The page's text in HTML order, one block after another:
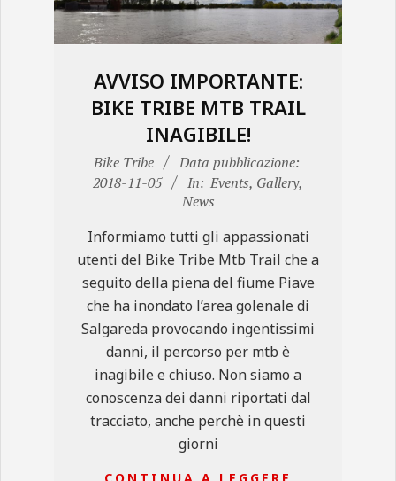
AVVISO IMPORTANTE:
BIKE TRIBE MTB TRAIL
INAGIBILE!
2018-
11-
Bike Tribe
Data pubblicazione:
2018-11-05
In: Events, Gallery,
News
Informiamo tutti gli appassionati
utenti del Bike Tribe Mtb Trail che a
seguito della piena del fiume Piave
che ha inondato l’area golenale di
Salgareda provocando ingentissimi
danni, il percorso per mtb è
inagibile e chiuso. Non siamo a
conoscenza dei danni riportati dal
tracciato, anche perchè in questi
giorni
CONTINUA A LEGGERE